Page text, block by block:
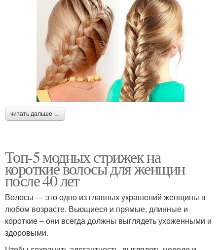
читать дальше →
Топ-5 модных стрижек на
короткие волосы для женщин
после 40 лет
Волосы — это одно из главных украшений женщины в
любом возрасте. Вьющиеся и прямые, длинные и
короткие – они всегда должны выглядеть ухоженными и
здоровыми.